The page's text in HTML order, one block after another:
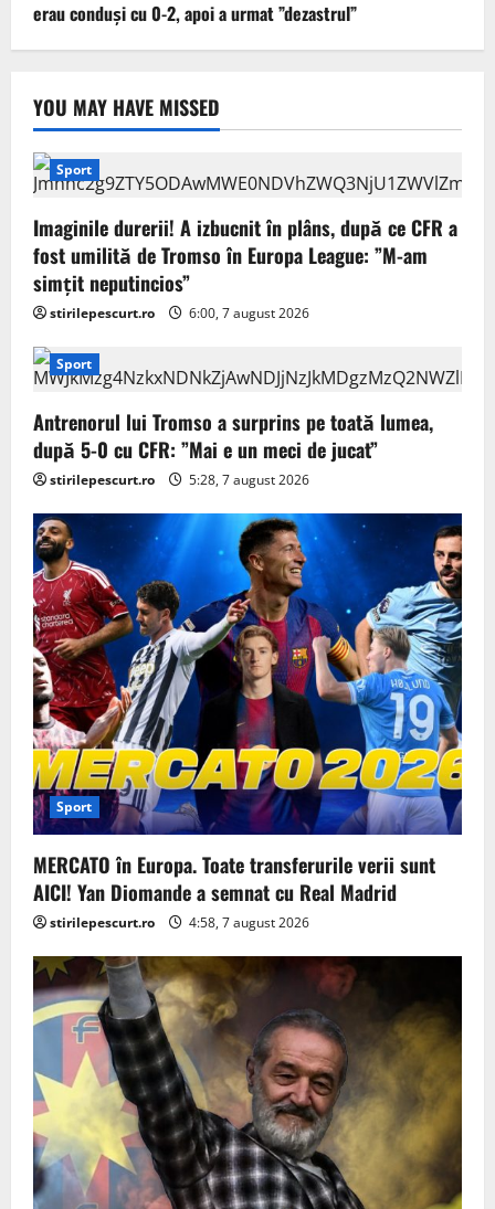
erau conduși cu 0-2, apoi a urmat ”dezastrul”
YOU MAY HAVE MISSED
Sport
Imaginile durerii! A izbucnit în plâns, după ce CFR a
fost umilită de Tromso în Europa League: ”M-am
simțit neputincios”
stirilepescurt.ro 6:00, 7 august 2026
Sport
Antrenorul lui Tromso a surprins pe toată lumea,
după 5-0 cu CFR: ”Mai e un meci de jucat”
stirilepescurt.ro 5:28, 7 august 2026
Sport
MERCATO în Europa. Toate transferurile verii sunt
AICI! Yan Diomande a semnat cu Real Madrid
stirilepescurt.ro 4:58, 7 august 2026